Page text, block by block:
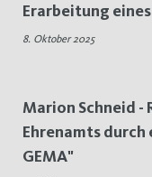
Erarbeitung
8. Oktober 2025
Marion Schneid -
Ehrenamts
GEMA"